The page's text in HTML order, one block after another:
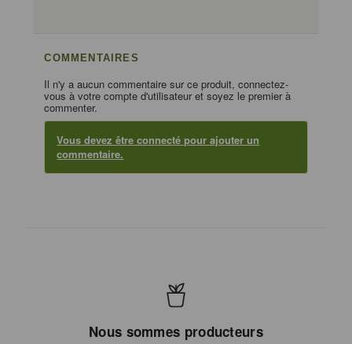
COMMENTAIRES
Il n'y a aucun commentaire sur ce produit, connectez-
vous à votre compte d'utilisateur et soyez le premier à
commenter.
Vous devez être connecté pour ajouter un
commentaire.
Nous sommes producteurs